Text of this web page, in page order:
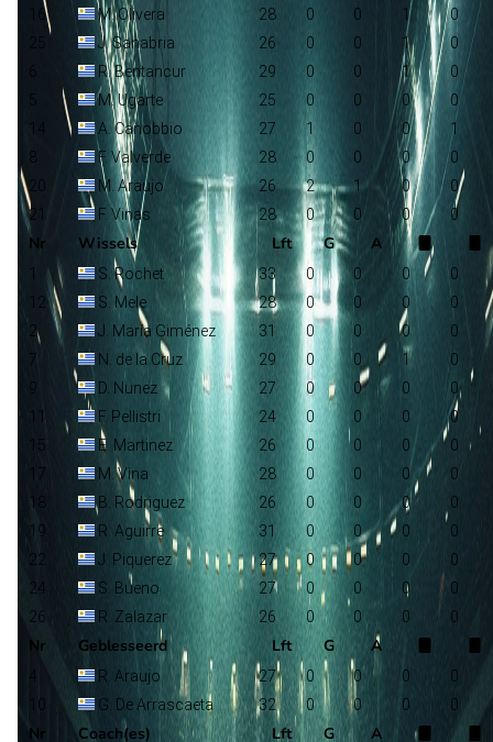
16
M. Olivera 28 0 0 1
0
25
J. Sanabria 26 0 0 1
0
R. Bentancur 29 0 0 1
0
M. Ugarte 25 0 0 0
0
14
A. Canobbio 27 1 0 0
1
8
F. Valverde 28 0 0 0
0
20
M. Araujo 26 2 1 0
0
21
F. Vinas 28 0 0 0 0
Nr Wissels Lft G A
1 S. Rochet 33 0 0 0
0
12
S. Mele 28 0 0 0
0
2
J. María Giménez 31 0 0 0
0
7
N. de la Cruz 29 0 0 1
0
9
D. Nunez 27 0 0 0
0
11
F. Pellistri 24 0 0 0
0
15
E. Martinez 26 0 0 0
0
17
M. Vina 28 0 0 0
0
18
B. Rodriguez 26 0 0 0
0
19
R. Aguirre 31 0 0 0
0
22
J. Piquerez 27 0 0 0
0
24
S. Bueno 27 0 0 0
0
26
R. Zalazar 26 0 0 0 0
Nr Geblesseerd Lft G A
R. Araujo 27 0 0 0
0
10
G. De Arrascaeta 32 0 0 0 0
Nr Coach(es) Lft G A